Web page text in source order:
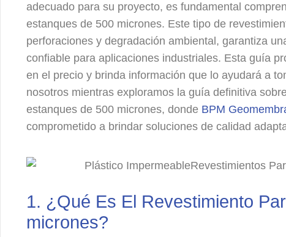
adecuado para su proyecto, es fundamental
estanques de 500 micrones. Este tipo de
perforaciones y degradación ambiental, garantiza
confiable para aplicaciones industriales. Esta guía
en el precio y brinda información que lo ayudará a
nosotros mientras exploramos la guía definitiva
estanques de 500 micrones, donde BPM
comprometido a brindar soluciones de calidad
1. ¿Qué Es El Revestimiento
micrones?